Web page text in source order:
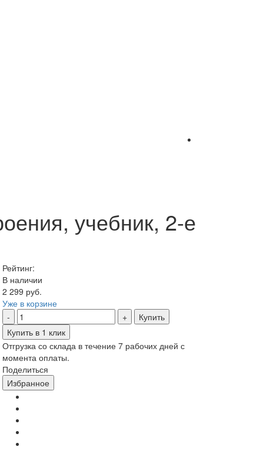
учебник, 2-е
Рейтинг:
В наличии
2 299 руб.
Уже в корзине
Купить
Купить в 1 клик
Отгрузка со склада в течение 7 рабочих дней с
момента оплаты.
Поделиться
Избранное